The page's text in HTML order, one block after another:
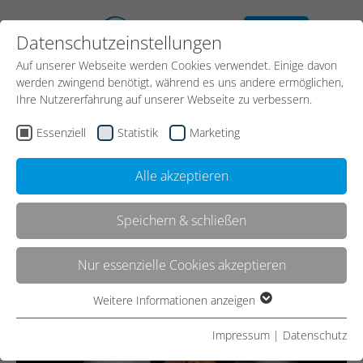
Kontakt
Start Referenzen
Referenzen
Aktuelles Kundenstatement
Datenschutzeinstellungen
Auf unserer Webseite werden Cookies verwendet. Einige davon
werden zwingend benötigt, während es uns andere ermöglichen,
Ihre Nutzererfahrung auf unserer Webseite zu verbessern.
Essenziell Statistik Marketing
Alle akzeptieren
Speichern & schließen
Nur essenzielle Cookies akzeptieren
Essenzielle Cookies werden für grundlegende Funktionen der
Weitere Informationen anzeigen
Impressum | Datenschutz